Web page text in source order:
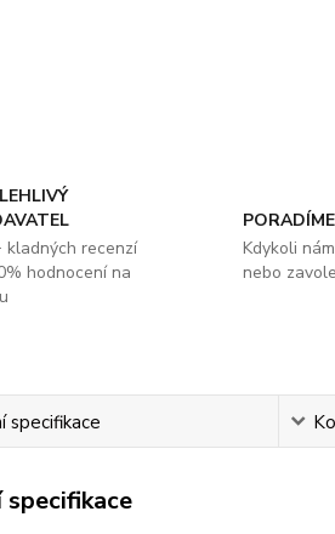
kladných recenzí
hodnocení na
Kdykoli
nebo
specifikace